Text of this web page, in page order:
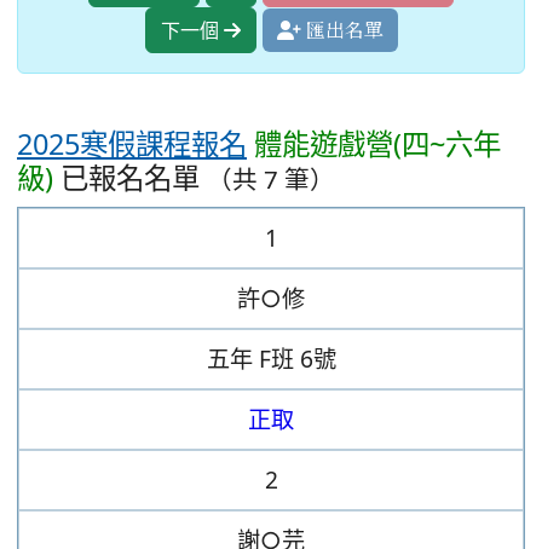
下一個
匯出名單
2025寒假課程報名 體能遊戲營(四~六年
級) 已報名名單 （共 7 筆）
1
許○修
五年 F班 6號
正取
2
謝○芫